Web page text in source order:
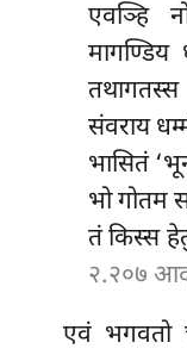
एवञ्हि
मागण्डिय
संवराय
भासितं
भो गोतम
तं किस्स
२.२०७
एवं भगवतो